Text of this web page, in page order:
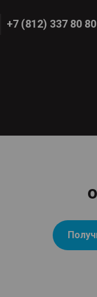
+7 (812) 337 80 80